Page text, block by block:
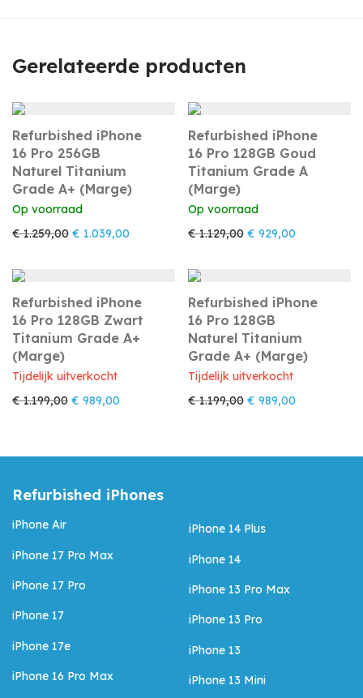
Gerelateerde producten
Refurbished iPhone
16 Pro 256GB
Naturel Titanium
Grade A+ (Marge)
Op voorraad
€1.259,00 Oorspronkelijke prijs was: € 1.259,00.
€ 1.039,00 Huidige prijs is: € 1.039,00.
Refurbished iPhone
16 Pro 128GB Goud
Titanium Grade A
(Marge)
Op voorraad
€1.129,00 Oorspronkelijke prijs
€ 929,00
Refurbished iPhone
16 Pro 128GB Zwart
Titanium Grade A+
(Marge)
Tijdelijk uitverkocht
€1.199,00 Oorspronkelijke prijs was: € 1.199,00.
€ 989,00 Huidige prijs is: € 989,00.
Refurbished iPhone
16 Pro 128GB
Naturel Titanium
Grade A+ (Marge)
Tijdelijk uitverkocht
€1.199,00 Oorspronkelijke prijs
€ 989,00
Refurbished iPhones
iPhone Air
iPhone 17 Pro Max
iPhone 17 Pro
iPhone 17
iPhone 17e
iPhone 16 Pro Max
iPhone 14 Plus
iPhone 14
iPhone 13 Pro Max
iPhone 13 Pro
iPhone 13
iPhone 13 Mini